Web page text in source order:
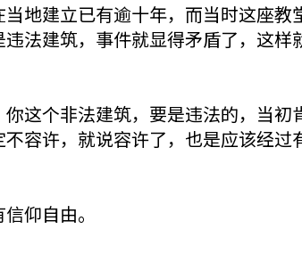
地建立已有逾十年，而当时这座
法建筑，事件就显得矛盾了，这
这个非法建筑，要是违法的，当
容许，就说容许了，也是应该经
仰自由。